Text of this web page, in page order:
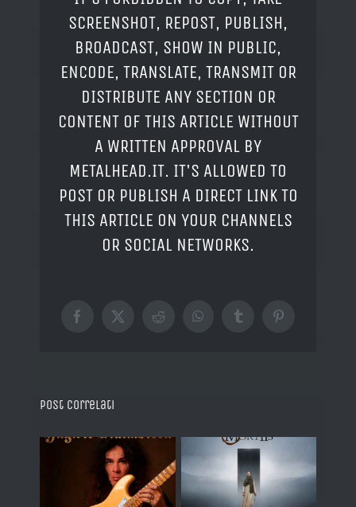
SCREENSHOT, REPOST, PUBLISH,
BROADCAST, SHOW IN PUBLIC,
ENCODE, TRANSLATE, TRANSMIT OR
DISTRIBUTE ANY SECTION OR
CONTENT OF THIS ARTICLE WITHOUT
A WRITTEN APPROVAL BY
METALHEAD.IT. IT'S ALLOWED TO
POST OR PUBLISH A DIRECT LINK TO
THIS ARTICLE ON YOUR CHANNELS
OR SOCIAL NETWORKS.
Facebook
X RedditWhatsAppTumblrPinterest
Post correlati